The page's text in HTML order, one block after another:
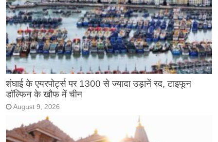
शंघाई के एयरपोर्ट्स पर 1300 से ज्यादा उड़ानें रद, टाइफून
डॉल्फिन के खौफ में चीन
August 9, 2026